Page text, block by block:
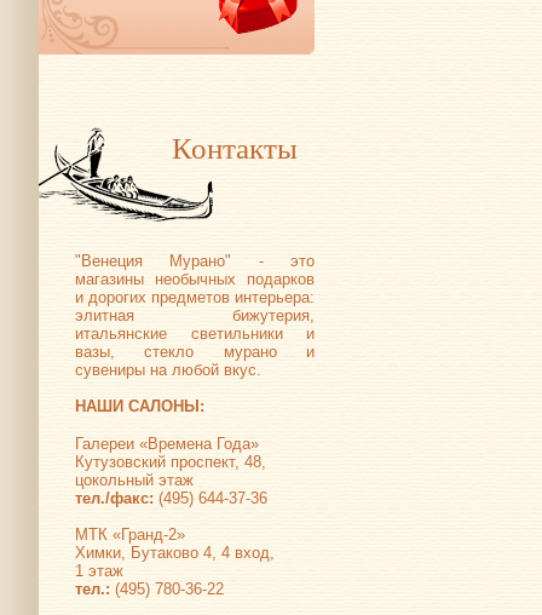
Контакты
"Венеция Мурано" - это
магазины необычных подарков
и дорогих предметов интерьера:
элитная бижутерия,
итальянские светильники и
вазы, стекло мурано и
сувениры на любой вкус.
НАШИ САЛОНЫ:
Галереи «Времена Года»
Кутузовский проспект, 48,
цокольный этаж
тел./факс: (495) 644-37-36
МТК «Гранд-2»
Химки, Бутаково 4, 4 вход,
1 этаж
тел.: (495) 780-36-22